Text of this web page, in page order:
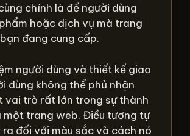
chính là để người dùng
hoặc dịch vụ mà trang
đang cung cấp.
người dùng và thiết kế giao
dùng không thể phủ nhận
vai trò rất lớn trong sự thành
một trang web. Điều tương tự
đối với màu sắc và cách nó